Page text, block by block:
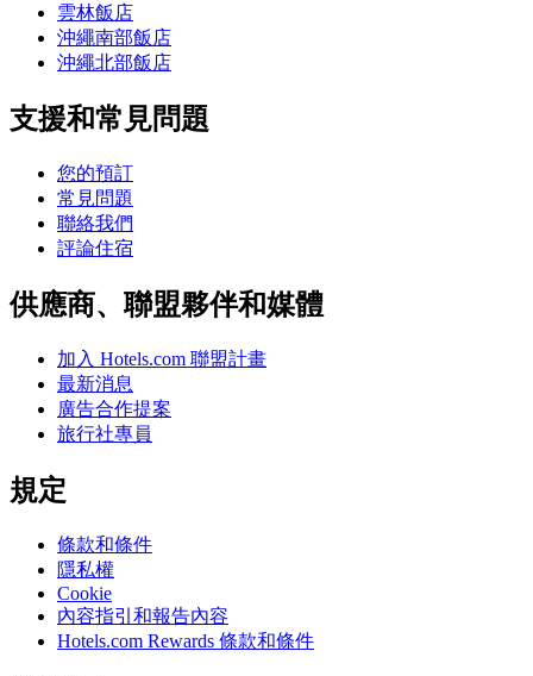
雲林飯店
沖繩南部飯店
沖繩北部飯店
支援和常見問題
您的預訂
常見問題
聯絡我們
評論住宿
供應商、聯盟夥伴和媒體
加入 Hotels.com 聯盟計畫
最新消息
廣告合作提案
旅行社專員
規定
條款和條件
隱私權
Cookie
內容指引和報告內容
Hotels.com Rewards 條款和條件